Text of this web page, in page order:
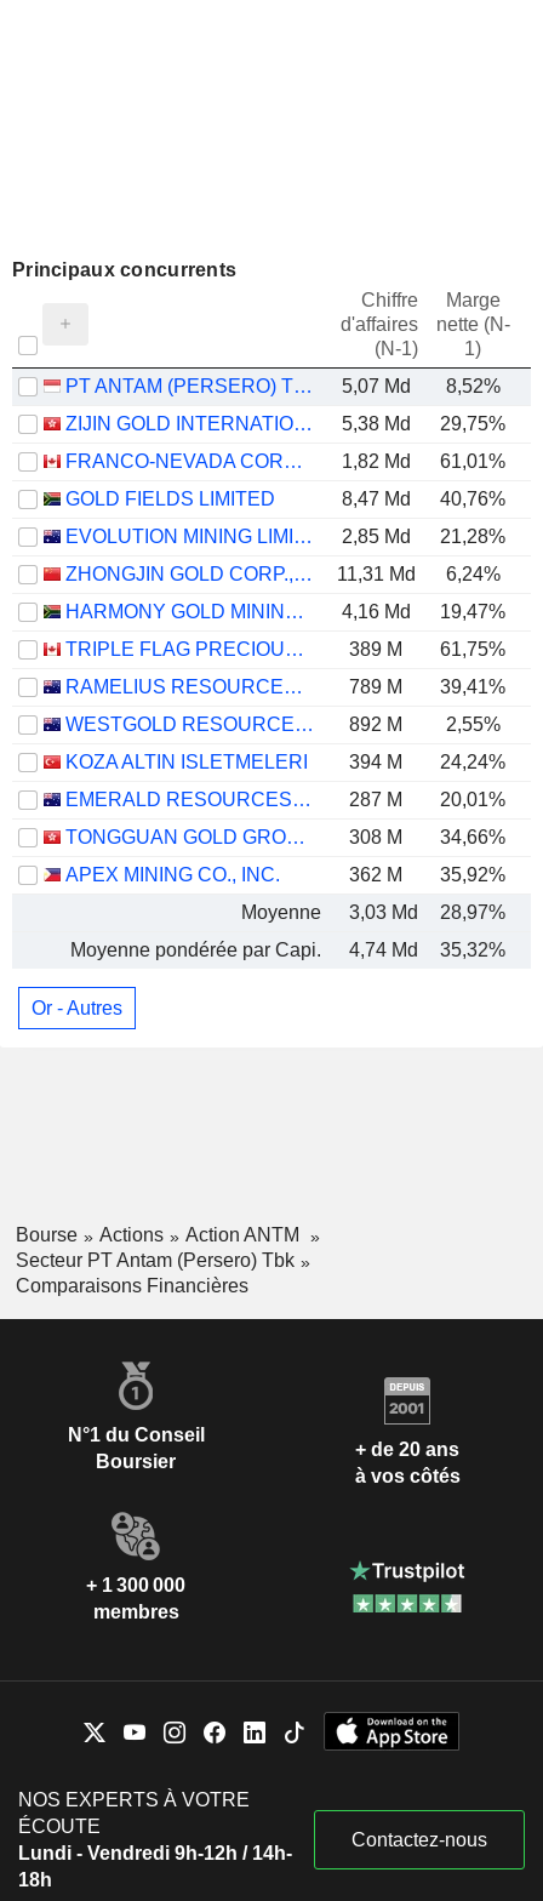
Principaux concurrents
Chiffre
d'affaires
(N-1)
Marge
nette (N-
1)
PT ANTAM (PERSERO) TBK 5,07 Md 8,52%
ZIJIN GOLD INTERNATIONAL COMPANY LIMITED
5,38 Md 29,75%
FRANCO-NEVADA CORPORATION
1,82 Md 61,01%
GOLD FIELDS LIMITED
8,47 Md 40,76%
EVOLUTION MINING LIMITED
2,85 Md 21,28%
ZHONGJIN GOLD CORP.,LTD
11,31 Md 6,24%
HARMONY GOLD MINING COMPANY LIMITED
4,16 Md 19,47%
TRIPLE FLAG PRECIOUS METALS CORP.
389 M 61,75%
RAMELIUS RESOURCES LIMITED
789 M 39,41%
WESTGOLD RESOURCES LIMITED
892 M 2,55%
KOZA ALTIN ISLETMELERI
394 M 24,24%
EMERALD RESOURCES NL
287 M 20,01%
TONGGUAN GOLD GROUP LIMITED
308 M 34,66%
APEX MINING CO., INC.
362 M 35,92%
Moyenne
3,03 Md 28,97%
Moyenne pondérée par Capi.
4,74 Md 35,32%
Or - Autres
Bourse Actions
Action ANTM
Secteur PT Antam (Persero) Tbk
Comparaisons Financières
N°1 du Conseil
Boursier
+ de 20 ans
à vos côtés
+ 1 300 000
membres
NOS EXPERTS À VOTRE
ÉCOUTE
Lundi - Vendredi 9h-12h / 14h-
18h
Contactez-nous